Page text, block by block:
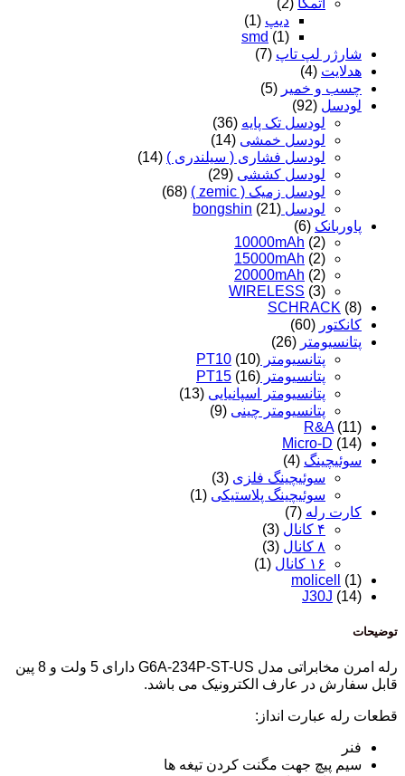
دیپ (1)
smd (1)
شارژر لپ تاپ (7)
هدلایت (4)
چسب و خمیر (5)
لودسل (92)
لودسل تک پایه (36)
لودسل خمشی (14)
لودسل فشاری ( سیلندری ) (14)
لودسل کششی (29)
لودسل زمیک ( zemic )
(68)
لودسل bongshin (21)
پاوربانک (6)
10000mAh (2)
15000mAh (2)
20000mAh (2)
WIRELESS (3)
SCHRACK (8)
کانکتور (60)
پتانسیومتر (26)
پتانسیومتر PT10 (10)
پتانسیومتر PT15 (16)
پتانسیومتر اسپانیایی (13)
پتانسیومتر چینی (9)
R&A (11)
Micro-D (14)
سوئیچینگ (4)
سوئیچینگ فلزی (3)
سوئیچینگ پلاستیکی (1)
کارت رله (7)
۴ کانال
(3)
۸ کانال
(3)
۱۶ کانال
(1)
molicell
(1)
J30J (14)
توضیحات
رله امرن مخابراتی مدل G6A-234P-ST-US دارای 5 ولت و 8 پین
قابل سفارش در عارف الکترونیک می باشد.
قطعات رله عبارت انداز:
فنر
سیم پیچ جهت مگنت کردن تیغه ها